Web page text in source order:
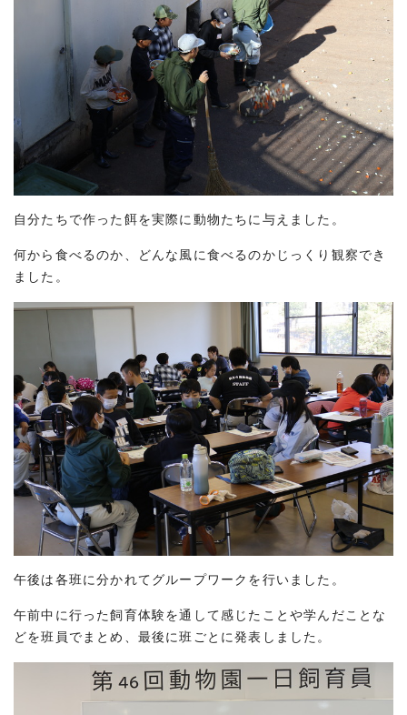
自分たちで作った餌を実際に動物たちに与えました。
何から食べるのか、どんな風に食べるのかじっくり観察でき
ました。
午後は各班に分かれてグループワークを行いました。
午前中に行った飼育体験を通して感じたことや学んだことな
どを班員でまとめ、最後に班ごとに発表しました。